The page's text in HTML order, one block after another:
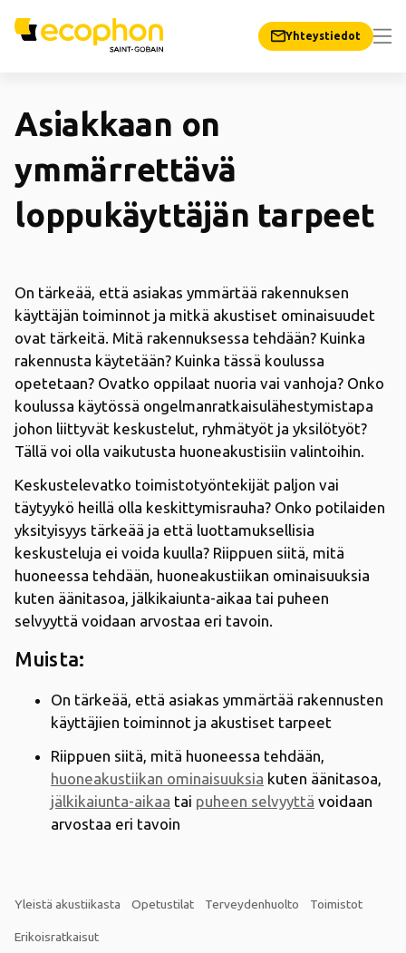
Yhteystiedot
Asiakkaan on
ymmärrettävä
loppukäyttäjän tarpeet
On tärkeää, että asiakas ymmärtää rakennuksen
käyttäjän toiminnot ja mitkä akustiset ominaisuudet
ovat tärkeitä. Mitä rakennuksessa tehdään? Kuinka
rakennusta käytetään? Kuinka tässä koulussa
opetetaan? Ovatko oppilaat nuoria vai vanhoja? Onko
koulussa käytössä ongelmanratkaisulähestymistapa
johon liittyvät keskustelut, ryhmätyöt ja yksilötyöt?
Tällä voi olla vaikutusta huoneakustisiin valintoihin.
Keskustelevatko toimistotyöntekijät paljon vai
täytyykö heillä olla keskittymisrauha? Onko potilaiden
yksityisyys tärkeää ja että luottamuksellisia
keskusteluja ei voida kuulla? Riippuen siitä, mitä
huoneessa tehdään, huoneakustiikan ominaisuuksia
kuten äänitasoa, jälkikaiunta-aikaa tai puheen
selvyyttä voidaan arvostaa eri tavoin.
Muista:
On tärkeää, että asiakas ymmärtää rakennusten
käyttäjien toiminnot ja akustiset tarpeet
Riippuen siitä, mitä huoneessa tehdään,
huoneakustiikan ominaisuuksia kuten äänitasoa,
jälkikaiunta-aikaa tai puheen selvyyttä voidaan
arvostaa eri tavoin
Yleistä akustiikasta Opetustilat Terveydenhuolto Toimistot
Erikoisratkaisut